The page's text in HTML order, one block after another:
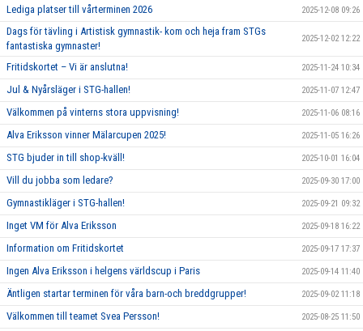
Lediga platser till vårterminen 2026 2025-12-08 09:26
Dags för tävling i Artistisk gymnastik- kom och heja fram STGs
fantastiska gymnaster!
2025-12-02 12:22
Fritidskortet – Vi är anslutna! 2025-11-24 10:34
Jul & Nyårsläger i STG-hallen! 2025-11-07 12:47
Välkommen på vinterns stora uppvisning! 2025-11-06 08:16
Alva Eriksson vinner Mälarcupen 2025! 2025-11-05 16:26
STG bjuder in till shop-kväll! 2025-10-01 16:04
Vill du jobba som ledare? 2025-09-30 17:00
Gymnastikläger i STG-hallen! 2025-09-21 09:32
Inget VM för Alva Eriksson 2025-09-18 16:22
Information om Fritidskortet 2025-09-17 17:37
Ingen Alva Eriksson i helgens världscup i Paris 2025-09-14 11:40
Äntligen startar terminen för våra barn-och breddgrupper! 2025-09-02 11:18
Välkommen till teamet Svea Persson! 2025-08-25 11:50